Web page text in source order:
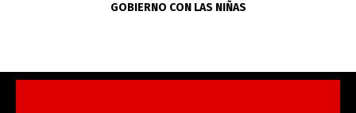
GOBIERNO CON LAS NIÑAS